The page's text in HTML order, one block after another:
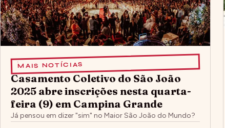
MAIS NOTÍCIAS
Casamento Coletivo do São João
2025 abre inscrições nesta quarta-
feira (9) em Campina Grande
Já pensou em dizer "sim" no Maior São João do Mundo?